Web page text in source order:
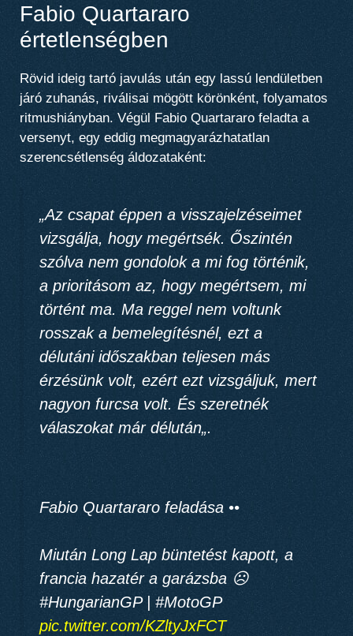
Fabio Quartararo
értetlenségben
Rövid ideig tartó javulás után egy lassú lendületben
járó zuhanás, riválisai mögött körönként, folyamatos
ritmushiányban. Végül Fabio Quartararo feladta a
versenyt, egy eddig megmagyarázhatatlan
szerencsétlenség áldozataként:
„Az csapat éppen a visszajelzéseimet
vizsgálja, hogy megértsék. Őszintén
szólva nem gondolok a mi fog történik,
a prioritásom az, hogy megértsem, mi
történt ma. Ma reggel nem voltunk
rosszak a bemelegítésnél, ezt a
délutáni időszakban teljesen más
érzésünk volt, ezért ezt vizsgáljuk, mert
nagyon furcsa volt. És szeretnék
válaszokat már délután„.
Fabio Quartararo feladása ••
Miután Long Lap büntetést kapott, a
francia hazatér a garázsba ☹️
#HungarianGP | #MotoGP
pic.twitter.com/KZltyJxFCT